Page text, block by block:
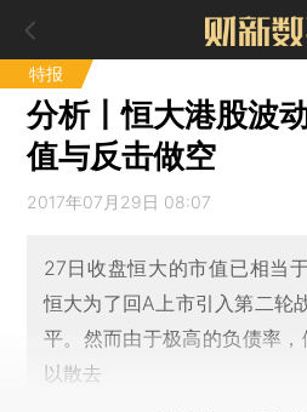
特报
分析丨恒大港股波
值与反击做空
2017年07月29日 08:07
27日收盘恒大的市值已相当
恒大为了回A上市引入第二轮
平。然而由于极高的负债率
以散去